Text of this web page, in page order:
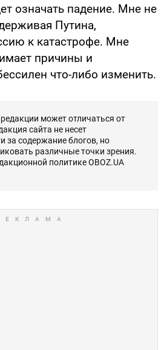
означать падение. Мне не
Путина,
к катастрофе. Мне
причины и
что-либо изменить.
может отличаться от
сайта не несет
за содержание блогов, но
различные точки зрения.
политике OBOZ.UA